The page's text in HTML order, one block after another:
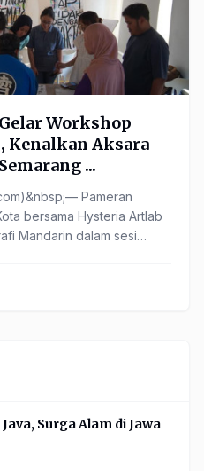
Workshop
Aksara
...
Pameran
bersama Hysteria Artlab
Mandarin dalam sesi
Surga Alam di Jawa